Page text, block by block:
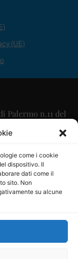
come i cookie
dispositivo. Il
dati come il
sito. Non
su alcune
(UE)
n.11 del
a r.l. è
al